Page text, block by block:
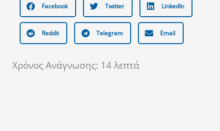
Facebook Twitter LinkedIn
Reddit Telegram Email
Χρόνος Ανάγνωσης: 14λεπτά